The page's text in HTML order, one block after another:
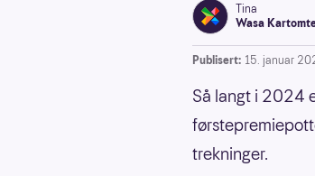
Tina
Wasa
Publisert: 15. januar
Så langt i 2024
trekninger.